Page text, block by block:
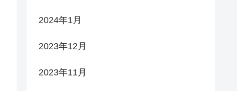
2024年1月
2023年12月
2023年11月